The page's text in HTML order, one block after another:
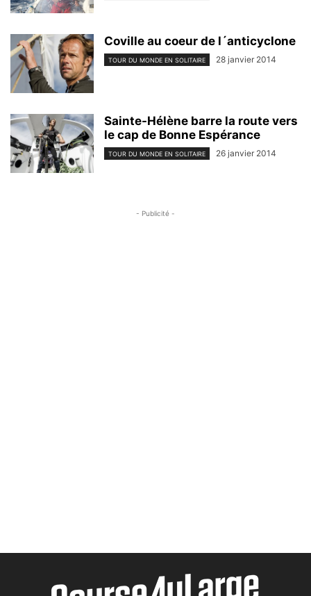
Coville au coeur de l´anticyclone
TOUR DU MONDE EN SOLITAIRE 28 janvier 2014
Sainte-Hélène barre la route vers
le cap de Bonne Espérance
TOUR DU MONDE EN SOLITAIRE 26 janvier 2014
- Publicité -